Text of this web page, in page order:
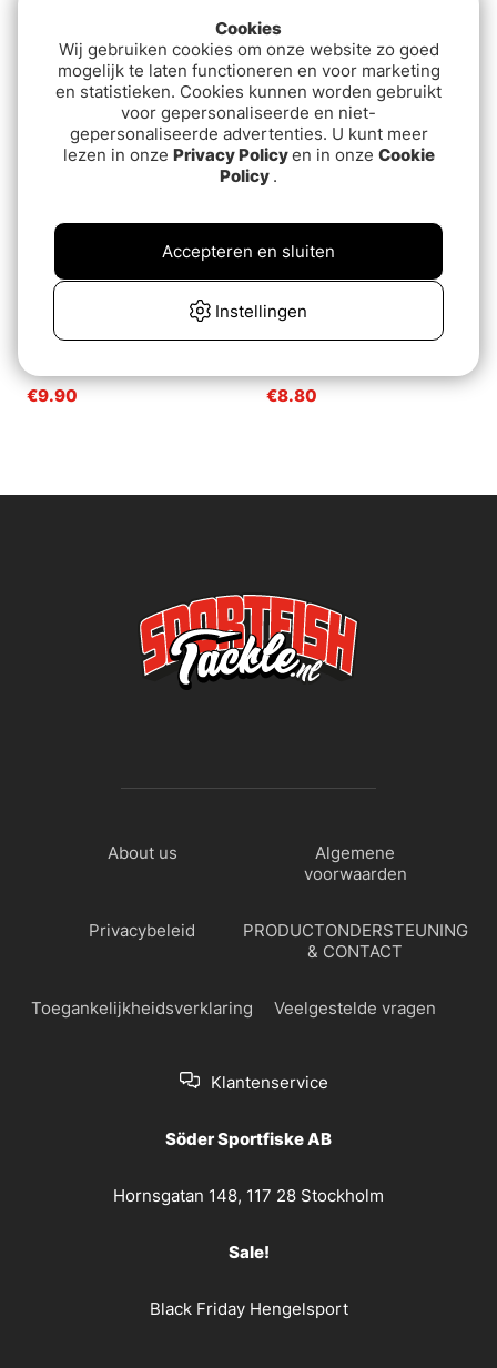
Mosquito Net
€7.60
Beyond Nordic BN418
€9.90
Uitverkocht
Kinetic Mosquito Net
€8.80
About us
Algemene
voorwaarden
Privacybeleid
PRODUCTONDERSTEUNING
& CONTACT
Toegankelijkheidsverklaring Veelgestelde vragen
Klantenservice
Söder Sportfiske AB
Hornsgatan 148, 117 28 Stockholm
Sale!
Black Friday Hengelsport
Cookies
Wij gebruiken cookies om onze website zo goed
mogelijk te laten functioneren en voor marketing
en statistieken. Cookies kunnen worden gebruikt
voor gepersonaliseerde en niet-
gepersonaliseerde advertenties. U kunt meer
lezen in onze Privacy Policyen in onze Cookie
Policy .
Instellingen
Accepteren en sluiten